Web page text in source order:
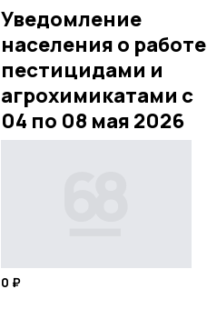
Уведомление
населения о работе
пестицидами и
агрохимикатами с
04 по 08 мая 2026
0 ₽